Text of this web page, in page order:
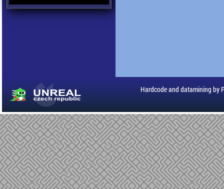
Hardcode and datamining by